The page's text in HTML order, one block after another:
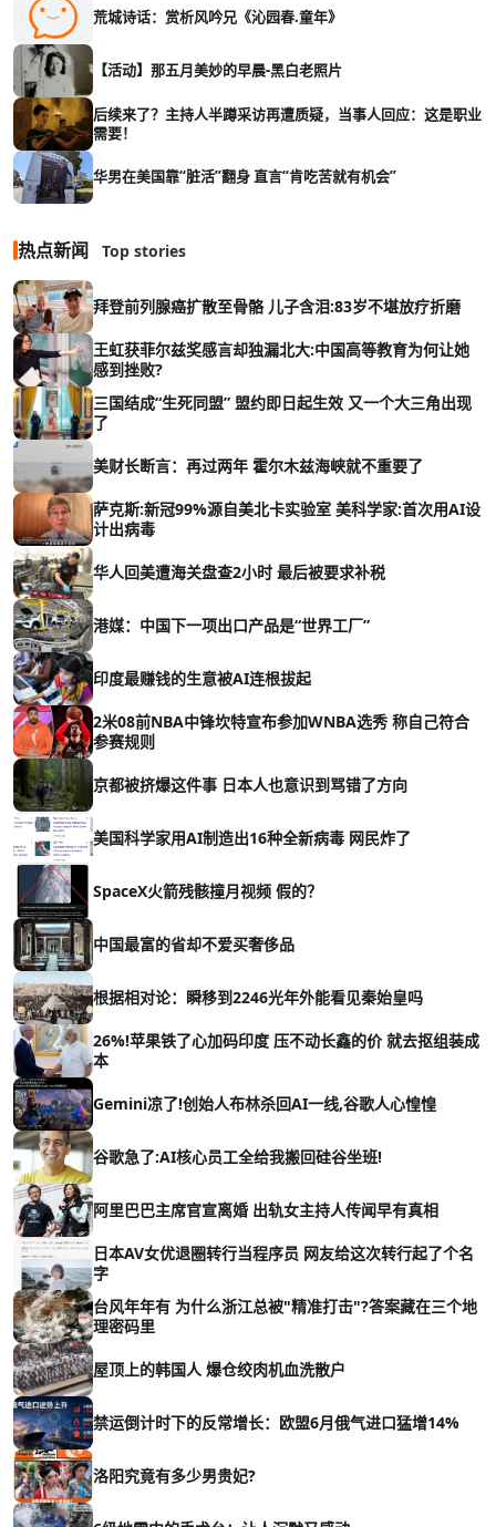
荒城诗话：赏析风吟兄《沁园春.童年》
【活动】那五月美妙的早晨-黑白老照片
后续来了？主持人半蹲采访再遭质疑，当事人回应：这是职业
需要！
华男在美国靠“脏活”翻身 直言“肯吃苦就有机会”
热点新闻 Top stories
拜登前列腺癌扩散至骨骼 儿子含泪:83岁不堪放疗折磨
王虹获菲尔兹奖感言却独漏北大:中国高等教育为何让她
感到挫败?
三国结成“生死同盟” 盟约即日起生效 又一个大三角出现
了
美财长断言：再过两年 霍尔木兹海峡就不重要了
萨克斯:新冠99%源自美北卡实验室 美科学家:首次用AI设
计出病毒
华人回美遭海关盘查2小时 最后被要求补税
港媒：中国下一项出口产品是“世界工厂”
印度最赚钱的生意被AI连根拔起
2米08前NBA中锋坎特宣布参加WNBA选秀 称自己符合
参赛规则
京都被挤爆这件事 日本人也意识到骂错了方向
美国科学家用AI制造出16种全新病毒 网民炸了
SpaceX火箭残骸撞月视频 假的？
中国最富的省却不爱买奢侈品
根据相对论：瞬移到2246光年外能看见秦始皇吗
26%!苹果铁了心加码印度 压不动长鑫的价 就去抠组装成
本
Gemini凉了!创始人布林杀回AI一线,谷歌人心惶惶
谷歌急了:AI核心员工全给我搬回硅谷坐班!
阿里巴巴主席官宣离婚 出轨女主持人传闻早有真相
日本AV女优退圈转行当程序员 网友给这次转行起了个名
字
台风年年有 为什么浙江总被"精准打击"?答案藏在三个地
理密码里
屋顶上的韩国人 爆仓绞肉机血洗散户
禁运倒计时下的反常增长：欧盟6月俄气进口猛增14%
洛阳究竟有多少男贵妃?